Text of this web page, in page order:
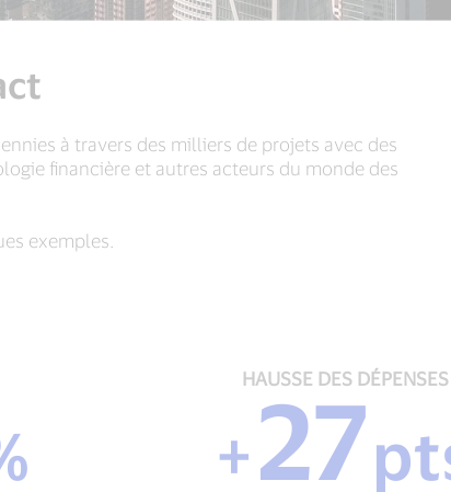
à travers des milliers de projets avec des
financière et autres acteurs du monde des
exemples.
HAUSSE
DÉPENSES
+
27
HAUSSE DES DÉPENSES
+27